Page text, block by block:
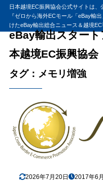
日本越境EC振興協会公式サイトは
『ゼロから海外ECモール「eBay輸
けたeBay輸出総合ニュース＆越境EC
eBay輸出スター
本越境EC振興協会
タグ：メモリ増強
2026年7月20日 2017年6